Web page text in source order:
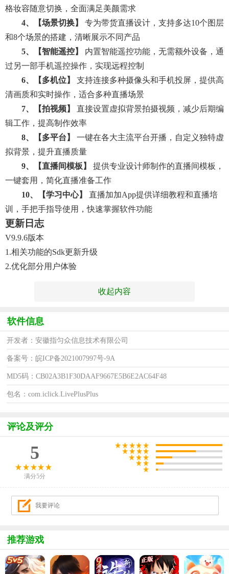
格妆容随意切换，全面满足美颜需求
4、【场景切换】
专为带货直播设计，支持多达10个图层
和8个场景的搭建，清晰展示不同产品
5、【智能遥控】
内置智能遥控功能，无需额外设备，通
过另一部手机遥控操作，实现远程控制
6、【多机位】
支持连接多种摄像头和手机投屏，提供高
清画质和实时操作，适合多种直播场景
7、【拍视频】
直接设置虚拟背景拍摄视频，减少后期编
辑工作，提高制作效率
8、【多平台】
一键在各大主流平台开播，自定义独特虚
拟背景，提升直播质量
9、【直播间模板】
提供专业设计师制作的直播间模板，
一键套用，简化直播准备工作
10、【学习中心】
直播加加app提供详细教程和直播培
训，手把手指导使用，快速掌握软件功能
更新日志
V9.9.6版本
1.相关功能的sdk更新升级
2.优化部分用户体验
收起内容
软件信息
开发者：安徽指匀众信息技术有限公司
备案号：皖ICP备2021007997号-9A
MD5码：CB02A3B1F30DAAF9667E5B6E2AC64F48
包名：com.iclick.LivePlusPlus
评论及评分
5
满分5分
推荐游戏